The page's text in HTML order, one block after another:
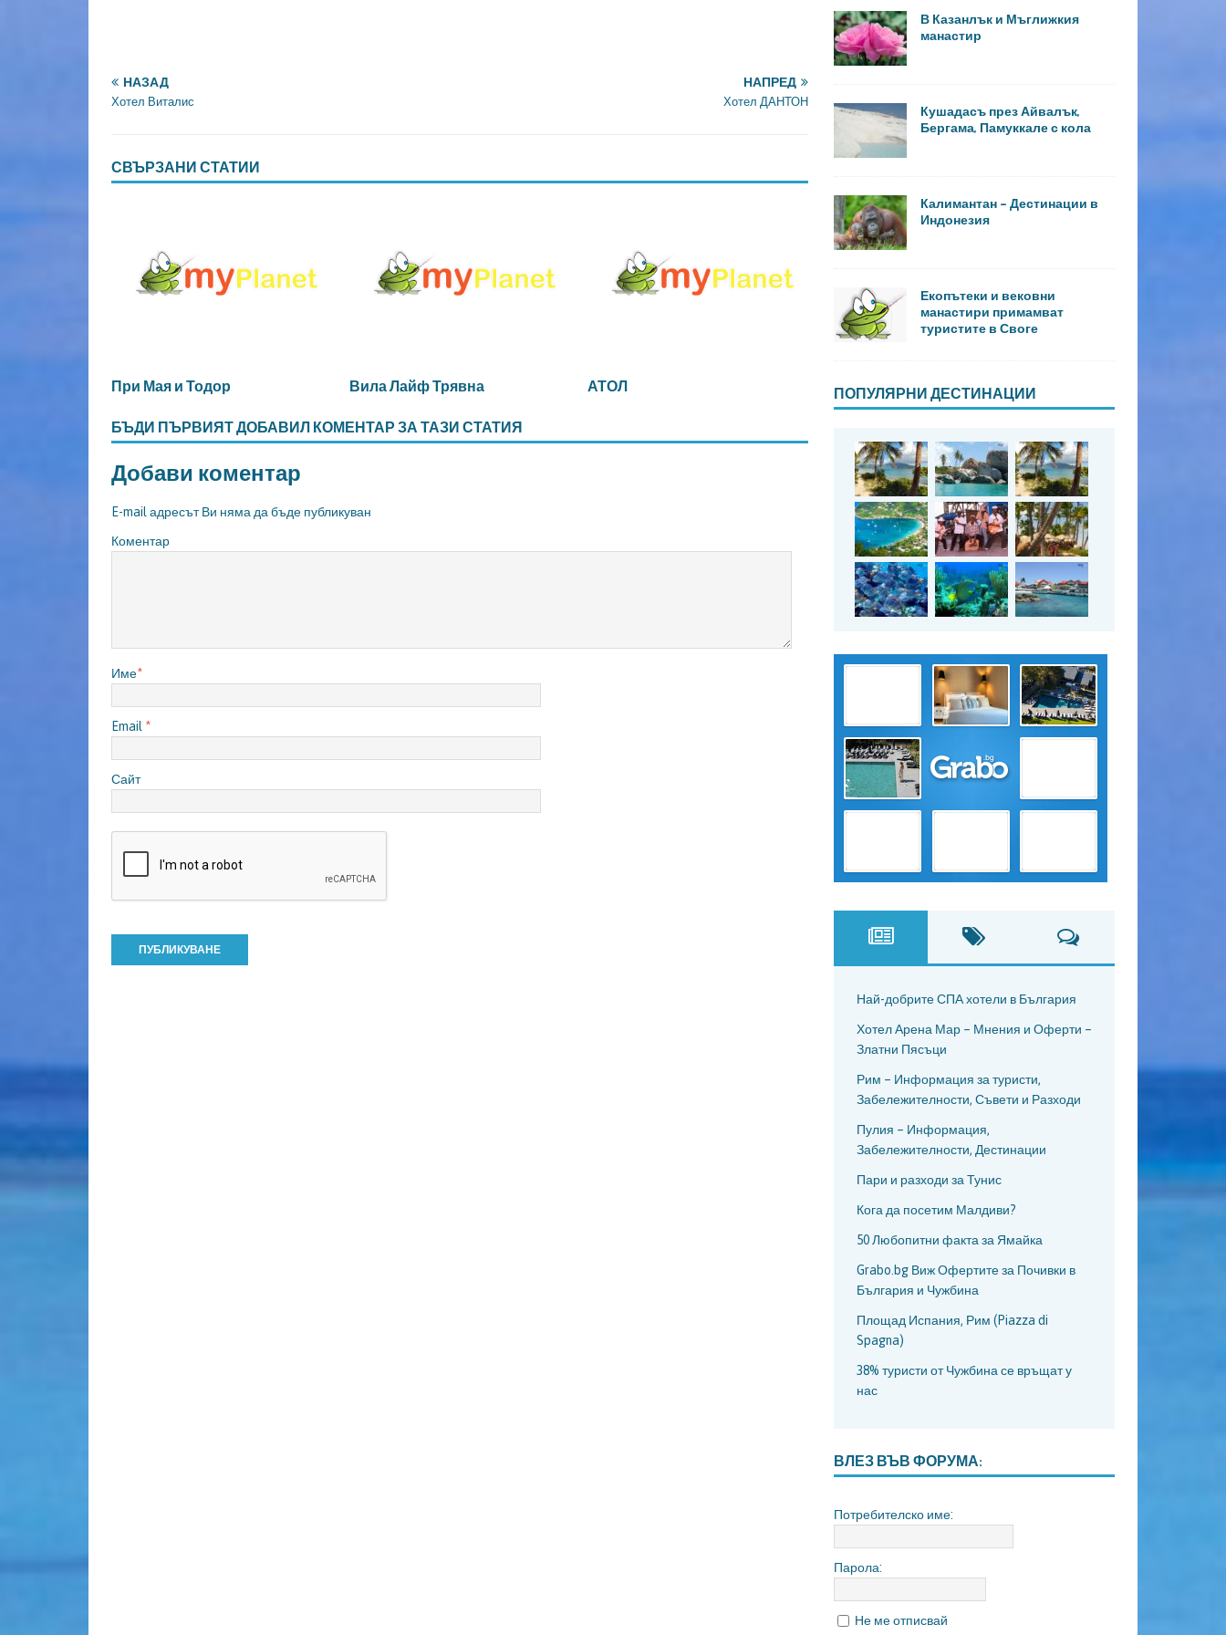
НАЗАД
Хотел Виталис
НАПРЕД
Хотел ДАНТОН
СВЪРЗАНИ СТАТИИ
При Мая и Тодор Вила Лайф Трявна АТОЛ
БЪДИ ПЪРВИЯТ ДОБАВИЛ КОМЕНТАР ЗА ТАЗИ СТАТИЯ
Добави коментар
E-mail адресът Ви няма да бъде публикуван
Коментар
Име*
Email *
Сайт
В Казанлък и Мъглижкия
манастир
Кушадасъ през Айвалък,
Бергама, Памуккале с кола
Калимантан – Дестинации в
Индонезия
Екопътеки и вековни
манастири примамват
туристите в Своге
ПОПУЛЯРНИ ДЕСТИНАЦИИ
Най-добрите СПА хотели в България
Хотел Арена Мар – Мнения и Оферти –
Златни Пясъци
Рим – Информация за туристи,
Забележителности, Съвети и Разходи
Пулия – Информация,
Забележителности, Дестинации
Пари и разходи за Тунис
Кога да посетим Малдиви?
50 Любопитни факта за Ямайка
Grabo.bg Виж Офертите за Почивки в
България и Чужбина
Площад Испания, Рим (Piazza di
Spagna)
38% туристи от Чужбина се връщат у
нас
ВЛЕЗ ВЪВ ФОРУМА:
Потребителско име:
Парола:
Не ме отписвай